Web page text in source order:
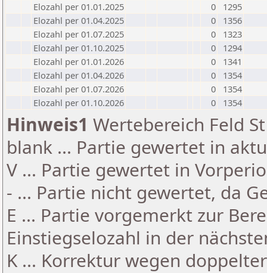
Elozahl per 01.01.2025
0
1295
Elozahl per 01.04.2025
0
1356
Elozahl per 01.07.2025
0
1323
Elozahl per 01.10.2025
0
1294
Elozahl per 01.01.2026
0
1341
Elozahl per 01.04.2026
0
1354
Elozahl per 01.07.2026
0
1354
Elozahl per 01.10.2026
0 1354
Hinweis1 Wertebereich Feld
blank ... Partie gewertet in
V ... Partie gewertet in
- ... Partie nicht gewertet, da
E ... Partie vorgemerkt zur
Einstiegselozahl in der
K ... Korrektur wegen